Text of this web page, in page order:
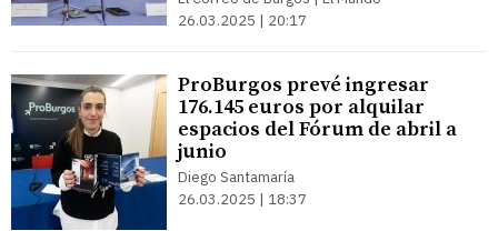
26.03.2025 | 20:17
ProBurgos prevé ingresar
176.145 euros por alquilar
espacios del Fórum de abril a
junio
Diego Santamaría
26.03.2025 | 18:37